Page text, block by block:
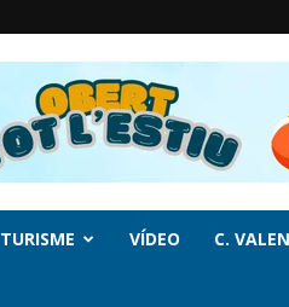
TURISME VÍDEO C.